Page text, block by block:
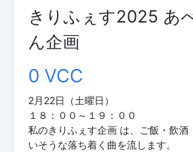
きりふぇす2025 あ
ん企画
0 VCC
2月22日（土曜日）
１８：００～１９：００
私のきりふぇす企画 は、ご飯・飲酒
いそうな落ち着く曲を流します。